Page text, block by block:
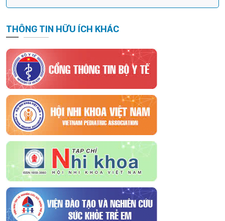
THÔNG TIN HỮU ÍCH KHÁC